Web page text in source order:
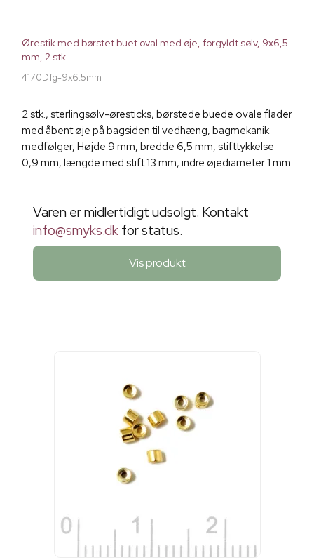
Ørestik med børstet buet oval med øje, forgyldt sølv, 9x6,5
mm, 2 stk.
4170Dfg-9x6.5mm
2 stk., sterlingsølv-øresticks, børstede buede ovale flader
med åbent øje på bagsiden til vedhæng, bagmekanik
medfølger, Højde 9 mm, bredde 6,5 mm, stifttykkelse
0,9 mm, længde med stift 13 mm, indre øjediameter 1 mm
Varen er midlertidigt udsolgt. Kontakt
info@smyks.dk for status.
Vis produkt